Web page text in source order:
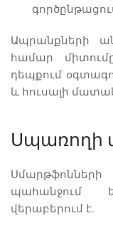
Ապրանքների
համար
դեպքում
և հուսալի
Սպառողի
պահանջում
վերաբերում է.